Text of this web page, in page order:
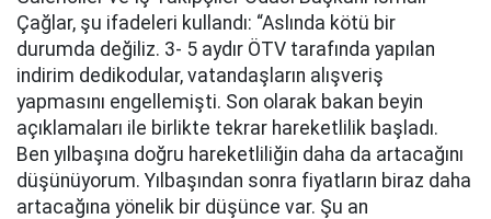
Çağlar, şu ifadeleri kullandı: “Aslında kötü bir
durumda değiliz. 3- 5 aydır ÖTV tarafında yapılan
indirim dedikodular, vatandaşların alışveriş
yapmasını engellemişti. Son olarak bakan beyin
açıklamaları ile birlikte tekrar hareketlilik başladı.
Ben yılbaşına doğru hareketliliğin daha da artacağını
düşünüyorum. Yılbaşından sonra fiyatların biraz daha
artacağına yönelik bir düşünce var. Şu an